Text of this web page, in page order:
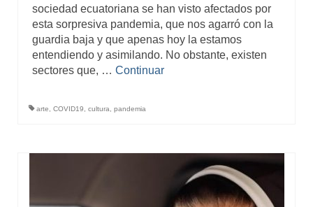
sociedad ecuatoriana se han visto afectados por
esta sorpresiva pandemia, que nos agarró con la
guardia baja y que apenas hoy la estamos
entendiendo y asimilando. No obstante, existen
sectores que, … Continuar
arte COVID19 cultura pandemia